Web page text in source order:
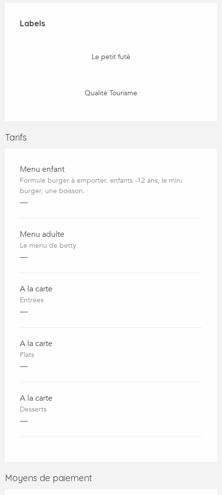
Labels
Labels
Le petit futé
Qualité Tourisme
Tarifs
Menu enfant
Formule burger à emporter. enfants -12 ans, le mini
burger, une boisson.
—
Menu adulte
Le menu de betty
—
A la carte
Entrées
—
A la carte
Plats
—
A la carte
Desserts
—
Moyens de paiement